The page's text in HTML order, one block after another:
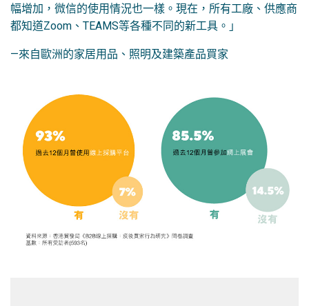
幅增加，微信的使用情況也一樣。現在，所有工廠、供應商
都知道Zoom、TEAMS等各種不同的新工具。」
—來自歐洲的家居用品、照明及建築產品買家